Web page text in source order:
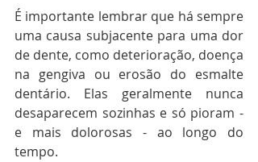
É importante lembrar que há sempre
uma causa subjacente para uma dor
de dente, como deterioração, doença
na gengiva ou erosão do esmalte
dentário. Elas geralmente nunca
desaparecem sozinhas e só pioram -
e mais dolorosas - ao longo do
tempo.